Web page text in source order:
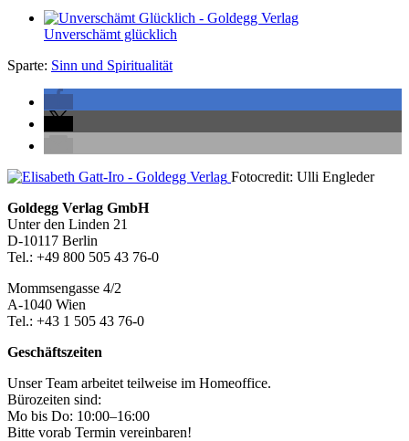
Unverschämt glücklich
Sparte: Sinn und Spiritualität
Seitenleiste Fotocredit: Ulli Engleder
Footer-
Section
Goldegg Verlag GmbH
Unter den Linden 21
D-10117 Berlin
Tel.: +49 800 505 43 76-0
Mommsengasse 4/2
A-1040 Wien
Tel.: +43 1 505 43 76-0
Geschäftszeiten
Unser Team arbeitet teilweise im Homeoffice.
Bürozeiten sind:
Mo bis Do: 10:00–16:00
Bitte vorab Termin vereinbaren!